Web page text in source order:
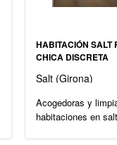
HABITACIÓN SALT
CHICA DISCRETA
Salt (Girona)
Acogedoras y
habitaciones en